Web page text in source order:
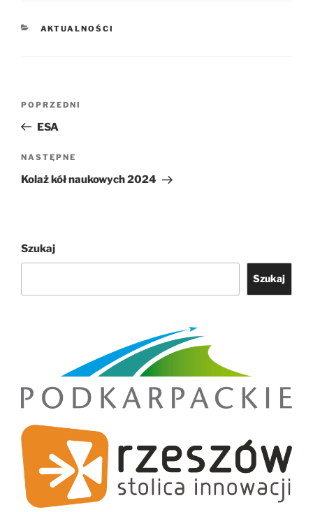
KATEGORIE
AKTUALNOŚCI
Poprzedni
wpis
POPRZEDNI
ESA
Następny
wpis
NASTĘPNE
Kolaż kół naukowych 2024
Szukaj
Szukaj